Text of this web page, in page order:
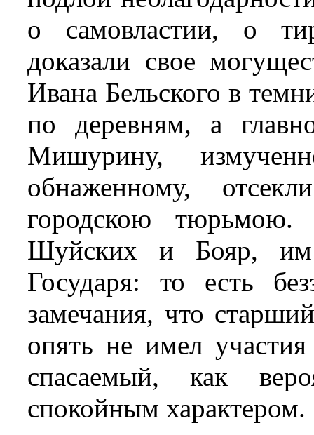
о самовластии, о
доказали свое
Ивана Бельского в
по деревням, а
Мишурину,
обнаженному,
городскою
Шуйских и Бояр,
Государя: то есть
замечания, что
опять не имел участия
спасаемый, как
спокойным характером.